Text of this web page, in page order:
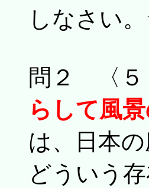
しなさい
問２ 〈５
らして風
は、日本
どういう